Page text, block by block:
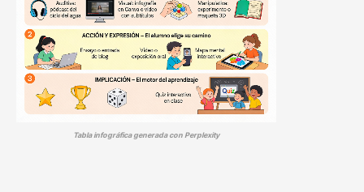
Tabla infográfica generada con Perplexity